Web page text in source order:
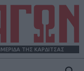
ΤΗΣ ΚΑΡΔΙΤΣΑΣ